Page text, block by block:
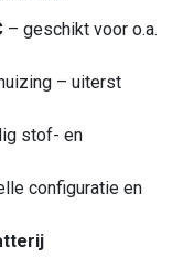
– geschikt voor o.a.
– uiterst
stof- en
configuratie en